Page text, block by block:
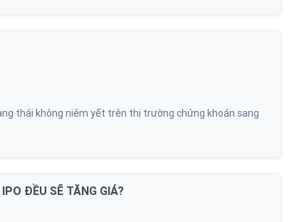
thái không niêm yết trên thị trường chứng khoán sang
ĐỀU SẼ TĂNG GIÁ?